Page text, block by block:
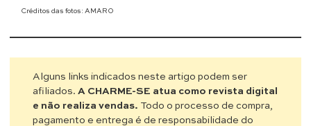
Créditos das fotos: AMARO
Alguns links indicados neste artigo podem ser
afiliados.A CHARME-SE atua como revista digital
e não realiza vendas. Todo o processo de compra,
pagamento e entrega é de responsabilidade do